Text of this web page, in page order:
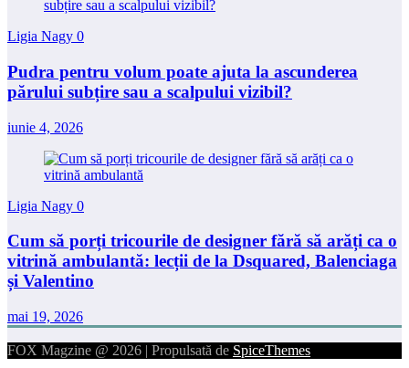
Ligia Nagy 0
Pudra pentru volum poate ajuta la ascunderea
părului subțire sau a scalpului vizibil?
iunie 4, 2026
Ligia Nagy 0
Cum să porți tricourile de designer fără să arăți ca o
vitrină ambulantă: lecții de la Dsquared, Balenciaga
și Valentino
mai 19, 2026
FOX Magzine @ 2026 | Propulsată de SpiceThemes